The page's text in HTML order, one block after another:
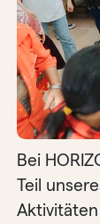
Bei
Teil